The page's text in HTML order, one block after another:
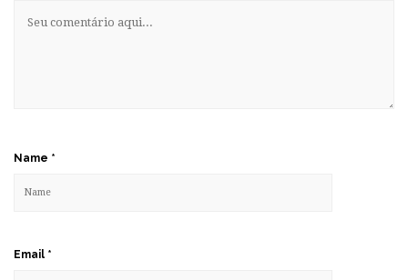
Name *
Email *